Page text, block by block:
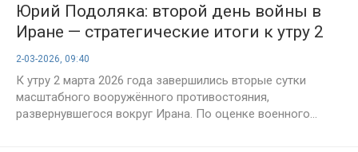
Юрий Подоляка: второй день войны в
Иране — стратегические итоги к утру 2
марта 2026 года
2-03-2026, 09:40
К утру 2 марта 2026 года завершились вторые сутки
масштабного вооружённого противостояния,
развернувшегося вокруг Ирана. По оценке военного...